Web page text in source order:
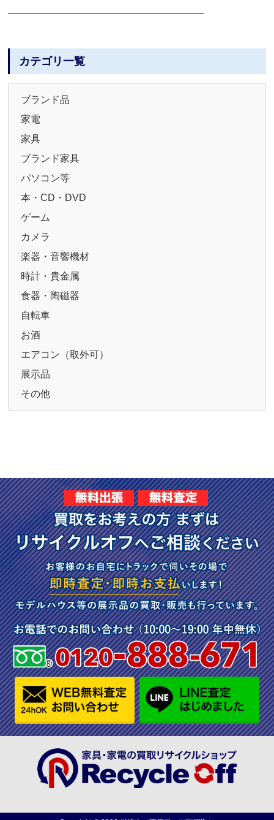
━━━━━━━━━━━━━━━━━━━━
カテゴリ一覧
ブランド品
家電
家具
ブランド家具
パソコン等
本・CD・DVD
ゲーム
カメラ
楽器・音響機材
時計・貴金属
食器・陶磁器
自転車
お酒
エアコン（取外可）
展示品
その他